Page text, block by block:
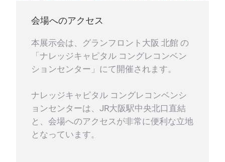
会場へのアクセス
本展示会は、グランフロント大阪 北館 の
「ナレッジキャピタル コングレコンベン
ションセンター」にて開催されます。
ナレッジキャピタル コングレコンベンシ
ョンセンターは、JR大阪駅中央北口直結
と、会場へのアクセスが非常に便利な立地
となっています。